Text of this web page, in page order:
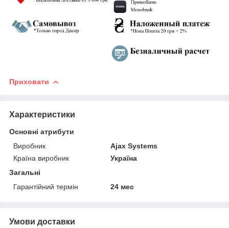
Приховати
Характеристики
Основні атрибути
Виробник
Ajax Systems
Країна виробник
Україна
Загальні
Гарантійний термін
24 мес
Умови доставки